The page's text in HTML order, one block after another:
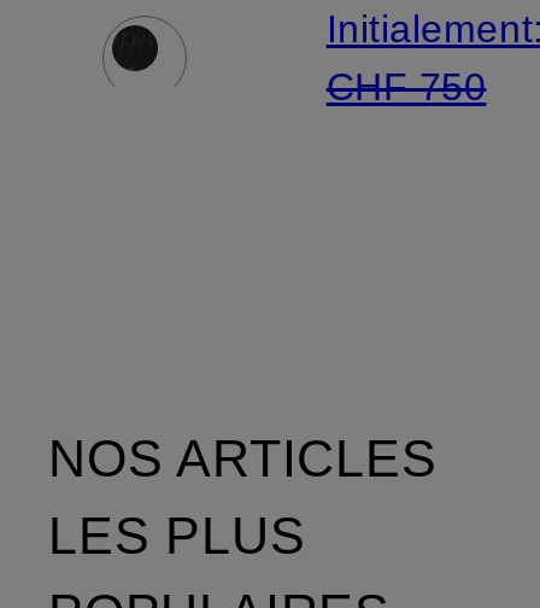
CHF 750
NOS ARTICLES
LES PLUS